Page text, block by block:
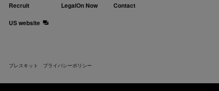
Recruit LegalOn Now
Contact
US website
プレスキット プライバシーポリシー